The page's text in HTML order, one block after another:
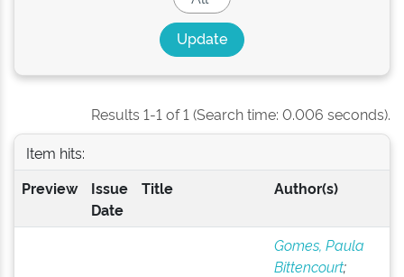
Results 1-1 of 1 (Search time: 0.006 seconds).
Item hits:
Preview
Issue
Date
Title Author(s)
Gomes, Paula
Bittencourt;